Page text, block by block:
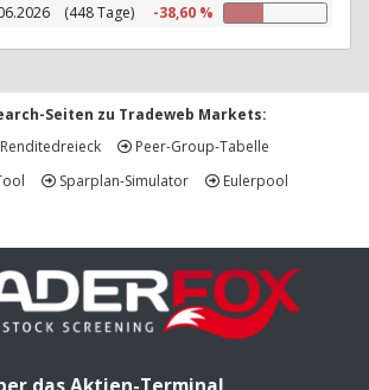
(448 Tage) -38,60 %
Seiten zu Tradeweb Markets:
Renditedreieck
Peer-Group-Tabelle
Sparplan-Simulator
Eulerpool